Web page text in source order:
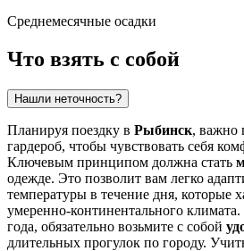
Среднемесячные осадки
Что взять с собой
Нашли неточность?
Планируя поездку в Рыбинск, важно
гардероб, чтобы чувствовать себя
Ключевым принципом должна стать
одежде. Это позволит вам легко
температуры в течение дня, которые
умеренно-континентального
года, обязательно возьмите с собой
длительных прогулок по городу.